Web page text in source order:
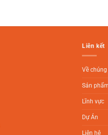
Liên kết
Về
Sản
Lĩnh vực
Dự Án
Liên hệ